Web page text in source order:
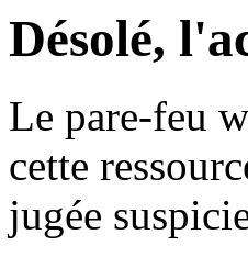
Désolé,
Le pare-feu
cette
jugée